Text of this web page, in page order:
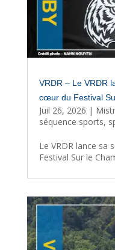
VRDR – Le VRDR
cœur du Festival
Juil 26, 2026 |
séquence sports,
Le VRDR lance sa
Festival Sur le